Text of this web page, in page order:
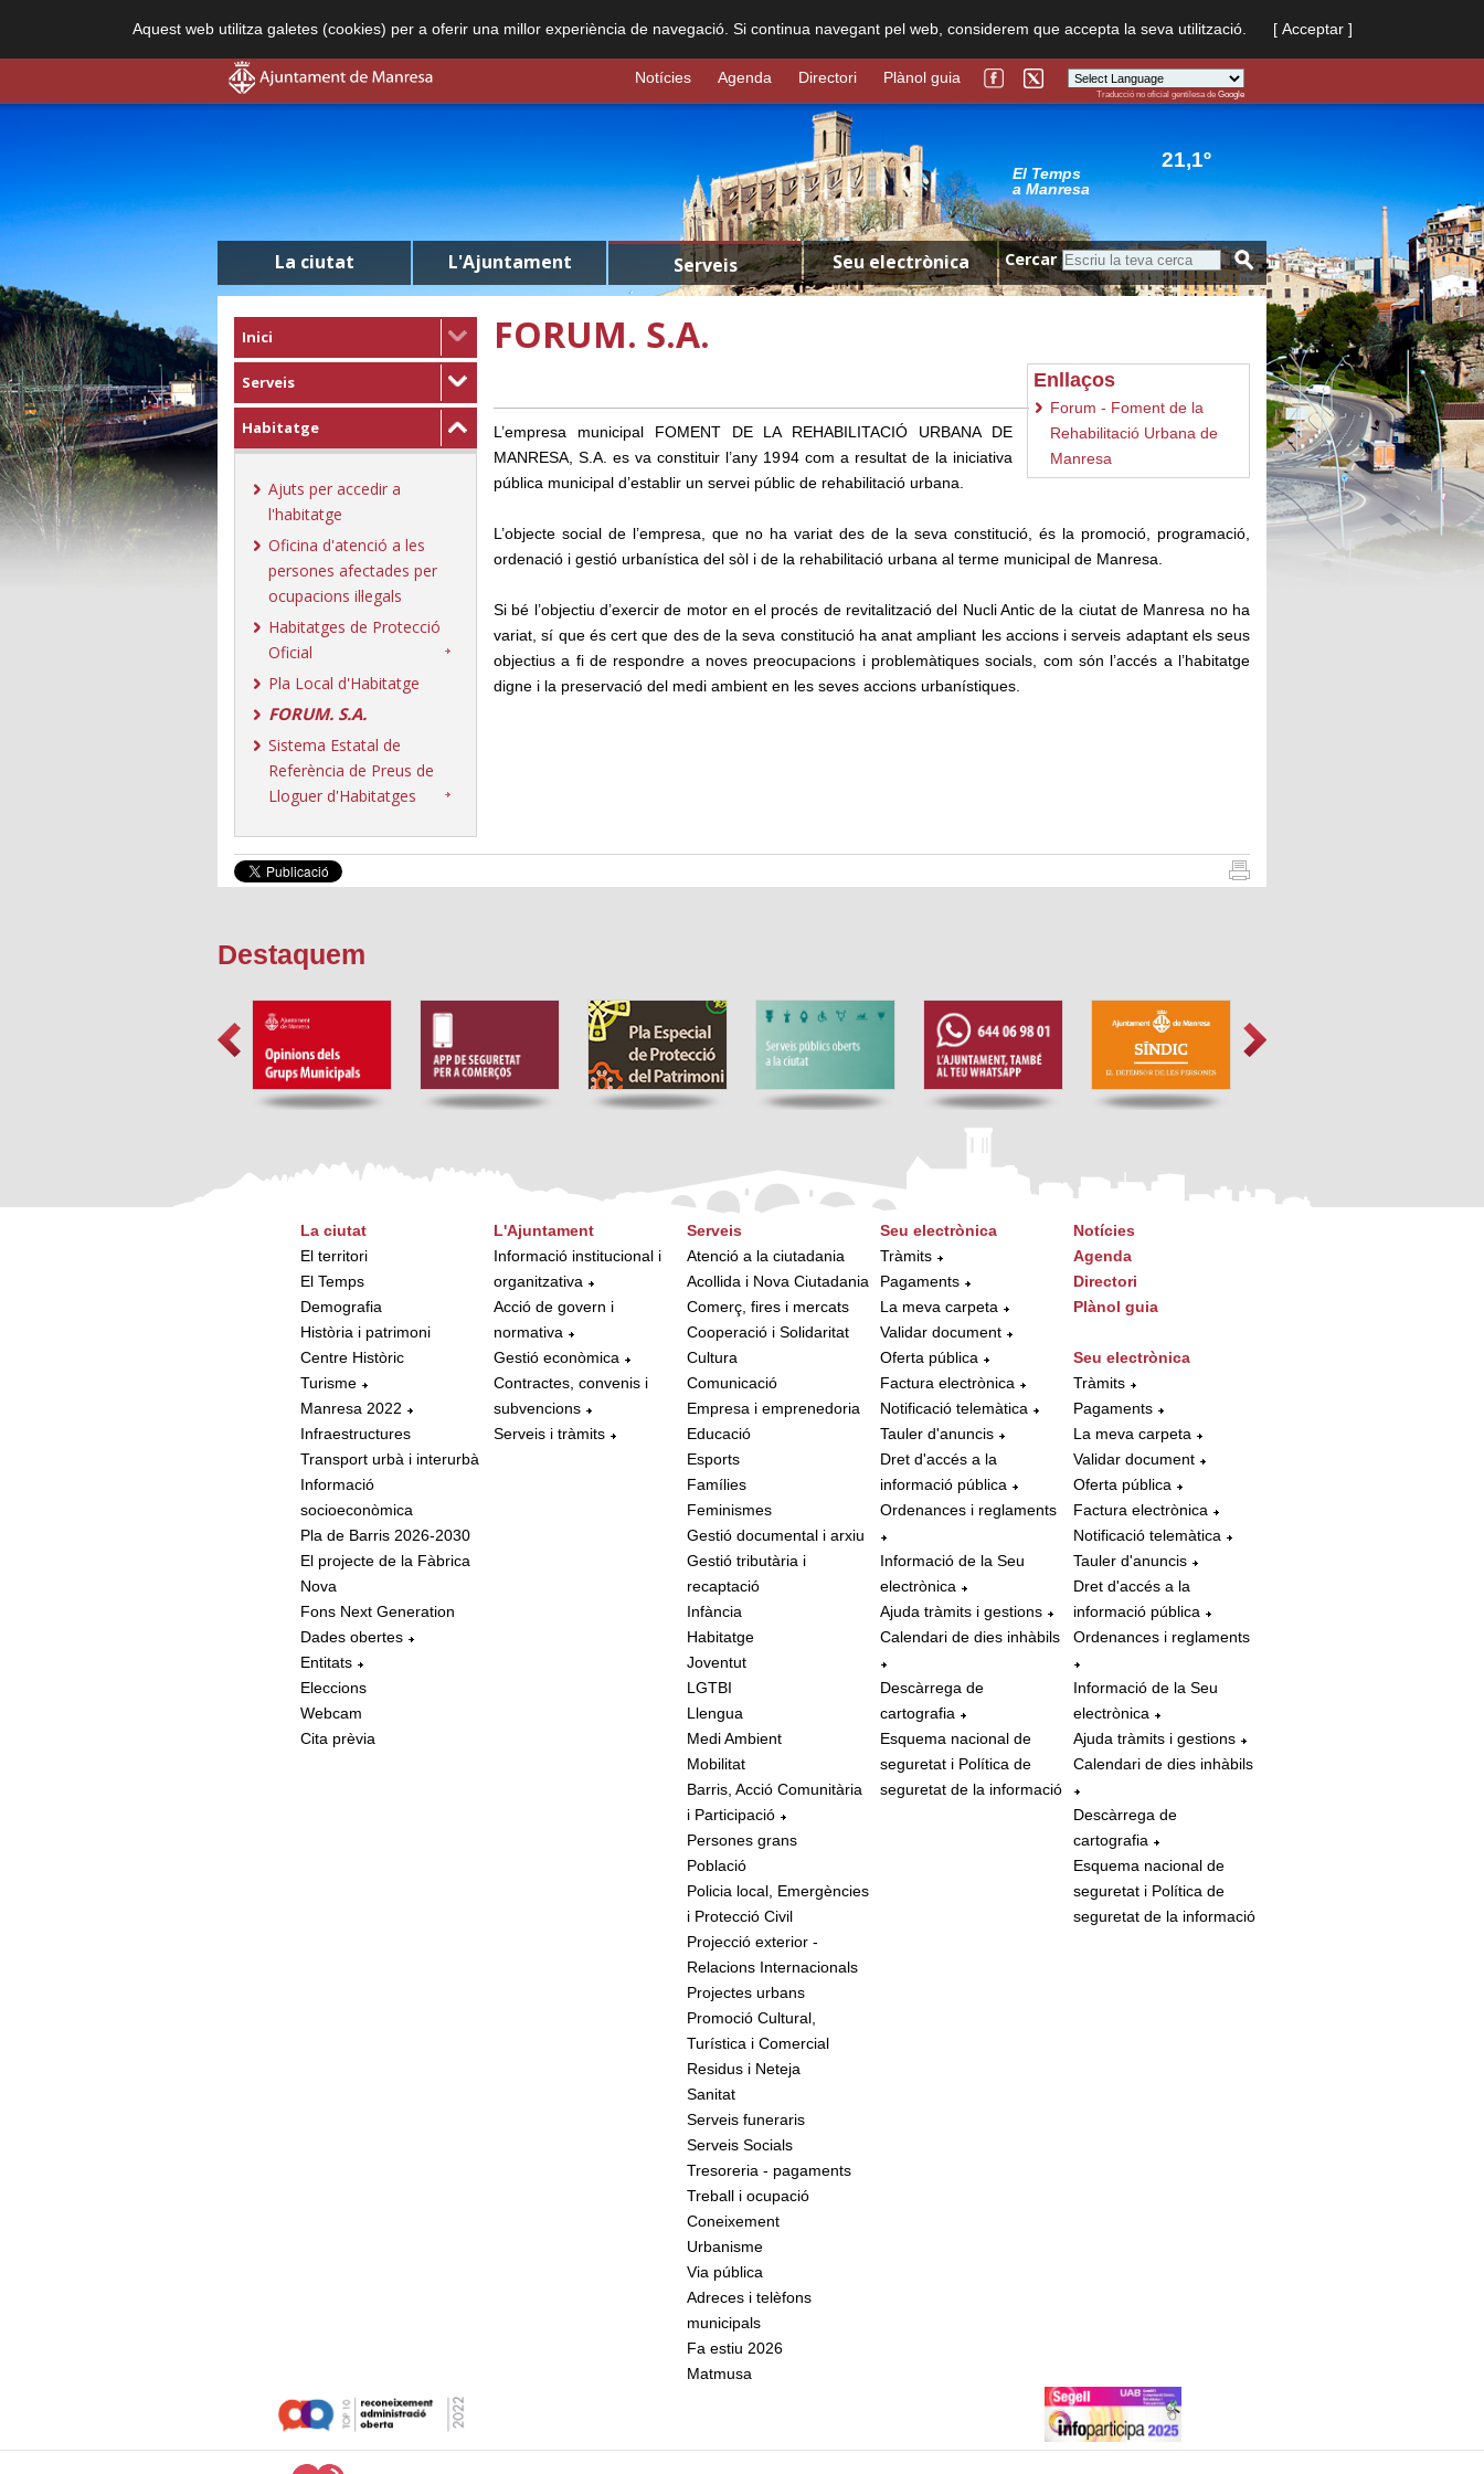
Aquest web utilitza galetes (cookies) per a oferir una millor experiència de navegació. Si continua navegant pel web, considerem que accepta la seva utilització. [ Acceptar ]
Powered by
Traducció no oficial gentilesa de Google
Notícies Agenda Directori Plànol guia
El Temps
a Manresa
21,1º
La ciutat L'Ajuntament Serveis Seu electrònica Cercar
Inici
Serveis
Habitatge
Ajuts per accedir a
l'habitatge
Oficina d'atenció a les
persones afectades per
ocupacions il·legals
Habitatges de Protecció
Oficial
Pla Local d'Habitatge
FORUM. S.A.
Sistema Estatal de
Referència de Preus de
Lloguer d'Habitatges
FORUM. S.A.
Enllaços
Forum - Foment de la
Rehabilitació Urbana de
Manresa
L’empresa municipal FOMENT DE LA REHABILITACIÓ URBANA DE
MANRESA, S.A. es va constituir l’any 1994 com a resultat de la iniciativa
pública municipal d’establir un servei públic de rehabilitació urbana.
L’objecte social de l’empresa, que no ha variat des de la seva constitució, és la promoció, programació,
ordenació i gestió urbanística del sòl i de la rehabilitació urbana al terme municipal de Manresa.
Si bé l’objectiu d’exercir de motor en el procés de revitalització del Nucli Antic de la ciutat de Manresa no ha
variat, sí que és cert que des de la seva constitució ha anat ampliant les accions i serveis adaptant els seus
objectius a fi de respondre a noves preocupacions i problemàtiques socials, com són l’accés a l’habitatge
digne i la preservació del medi ambient en les seves accions urbanístiques.
Destaquem
La ciutat
El territori
El Temps
Demografia
Història i patrimoni
Centre Històric
Turisme
Manresa 2022
Infraestructures
Transport urbà i interurbà
Informació
socioeconòmica
Pla de Barris 2026-2030
El projecte de la Fàbrica
Nova
Fons Next Generation
Dades obertes
Entitats
Eleccions
Webcam
Cita prèvia
L'Ajuntament
Informació institucional i
organitzativa
Acció de govern i
normativa
Gestió econòmica
Contractes, convenis i
subvencions
Serveis i tràmits
Serveis
Atenció a la ciutadania
Acollida i Nova Ciutadania
Comerç, fires i mercats
Cooperació i Solidaritat
Cultura
Comunicació
Empresa i emprenedoria
Educació
Esports
Famílies
Feminismes
Gestió documental i arxiu
Gestió tributària i
recaptació
Infància
Habitatge
Joventut
LGTBI
Llengua
Medi Ambient
Mobilitat
Barris, Acció Comunitària
i Participació
Persones grans
Població
Policia local, Emergències
i Protecció Civil
Projecció exterior -
Relacions Internacionals
Projectes urbans
Promoció Cultural,
Turística i Comercial
Residus i Neteja
Sanitat
Serveis funeraris
Serveis Socials
Tresoreria - pagaments
Treball i ocupació
Coneixement
Urbanisme
Via pública
Adreces i telèfons
municipals
Fa estiu 2026
Matmusa
Seu electrònica
Tràmits
Pagaments
La meva carpeta
Validar document
Oferta pública
Factura electrònica
Notificació telemàtica
Tauler d'anuncis
Dret d'accés a la
informació pública
Ordenances i reglaments
Informació de la Seu
electrònica
Ajuda tràmits i gestions
Calendari de dies inhàbils
Descàrrega de
cartografia
Esquema nacional de
seguretat i Política de
seguretat de la informació
Notícies
Agenda
Directori
Plànol guia
Seu electrònica
Tràmits
Pagaments
La meva carpeta
Validar document
Oferta pública
Factura electrònica
Notificació telemàtica
Tauler d'anuncis
Dret d'accés a la
informació pública
Ordenances i reglaments
Informació de la Seu
electrònica
Ajuda tràmits i gestions
Calendari de dies inhàbils
Descàrrega de
cartografia
Esquema nacional de
seguretat i Política de
seguretat de la informació